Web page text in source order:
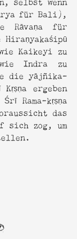
für Bali),
Rāvaṇa für
Kaikeyi zu
Indra zu
die yājñika-
ergeben
Rama-kṛṣṇa
das
sich zog, um